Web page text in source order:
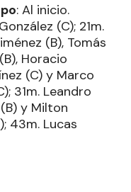
: Al inicio.
(C); 21m.
(B), Tomás
Horacio
(C) y Marco
31m. Leandro
y Milton
43m. Lucas